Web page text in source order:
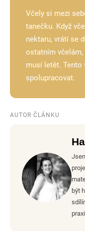
Včely si mezi
tanečku. Když
nektaru, vrátí se
ostatním včelám,
musí letět. Tento
spolupracovat.
AUTOR ČLÁNKU
být